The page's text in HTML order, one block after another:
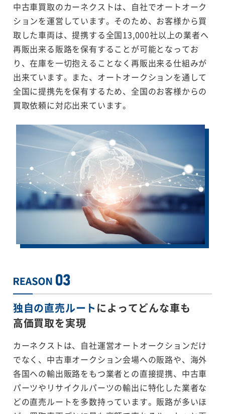
中古車買取のカーネクストは、自社でオートオーク
ションを運営しています。そのため、お客様から買
取した車両は、提携する全国13,000社以上の業者へ
再販出来る販路を保有することが可能となってお
り、在庫を一切抱えることなく再販出来る仕組みが
出来ています。また、オートオークションを通して
全国に提携先を保有するため、全国のお客様からの
買取依頼に対応出来ています。
独自の直売ルートによってどんな車も
高価買取を実現
カーネクストは、自社運営オートオークションだけ
でなく、中古車オークション会場への販路や、海外
各国への輸出販路をもつ業者との直接提携、中古車
パーツやリサイクルパーツの輸出に特化した業者な
どの直売ルートを多数持っています。販路が多いほ